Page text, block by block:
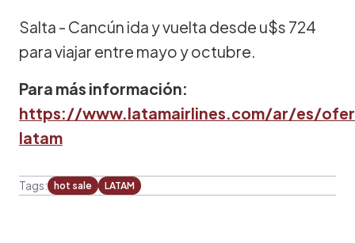
Salta - Cancún ida y vuelta desde u$s 724
para viajar entre mayo y octubre.
Para más información:
https://www.latamairlines.com/ar/es/
latam
Tags: hot sale LATAM